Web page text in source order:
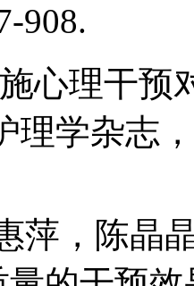
908.
心理干预
理学杂志
萍，陈晶